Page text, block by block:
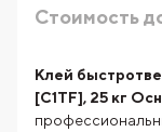
Стоимость
Клей
[C1TF], 25 кг